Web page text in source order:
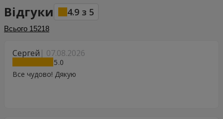
Відгуки 4.9 з 5
Всього 15218
Сергей 07.08.2026
5
Все чудово! Дякую